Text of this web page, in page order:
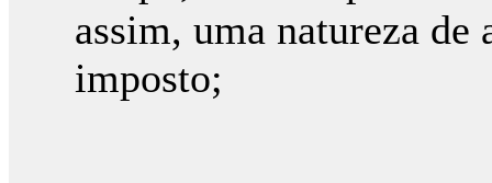
assim, uma natureza
imposto;